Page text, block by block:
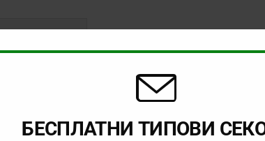
for the next time I comment.
БЕСПЛАТНИ ТИПОВИ